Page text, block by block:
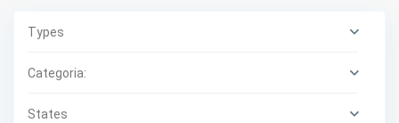
Types
Categoria:
States